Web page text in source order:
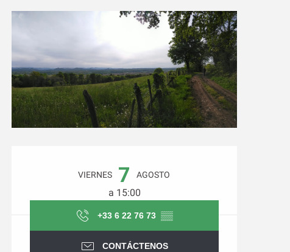
VIERNES 7 AGOSTO
a 15:00
+33 6 22 76 73 ▒▒
CONTÁCTENOS